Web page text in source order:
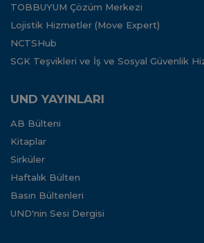
TOBBUYUM Çözüm Merkezi
Lojistik Hizmetler (Move Expert)
NCTSHub
SGK Teşvikleri ve İş ve Sosyal Güvenlik
UND YAYINLARI
AB Bülteni
Kitaplar
Sirküler
Haftalık Bülten
Basın Bültenleri
UND'nin Sesi Dergisi